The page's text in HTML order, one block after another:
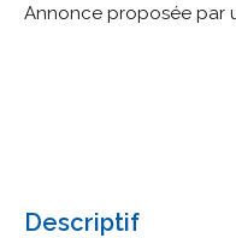
Annonce proposée par
descriptif